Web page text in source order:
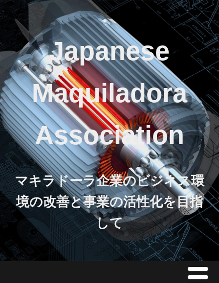
Japanese
Maquiladora
Association
マキラドーラ企業のビジネス環
境の改善と事業の活性化を目指
して
Menu